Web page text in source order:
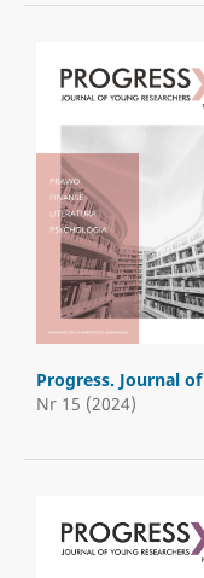
Progress. Journal
Nr 15 (2024)